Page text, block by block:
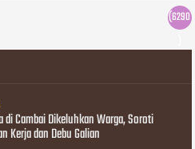
(6290
di Cambai Dikeluhkan Warga, Soroti
Kerja dan Debu Galian